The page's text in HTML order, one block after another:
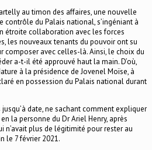
au timon des affaires, une nouvelle
du Palais national, s’ingéniant à
étroite collaboration avec les forces
les nouveaux tenants du pouvoir ont su
composer avec celles-là. Ainsi, le choix du
a-t-il été approuvé haut la main. D’où,
à la présidence de Jovenel Moïse, à
en possession du Palais national durant
date, ne sachant comment expliquer
la personne du Dr Ariel Henry, après
n’avait plus de légitimité pour rester au
le 7 février 2021.